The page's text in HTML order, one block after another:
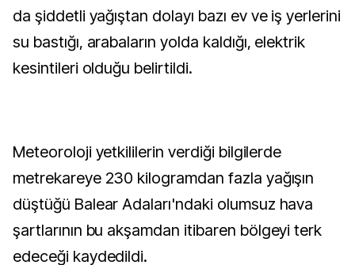
da şiddetli yağıştan dolayı bazı ev ve iş yerlerini
su bastığı, arabaların yolda kaldığı, elektrik
kesintileri olduğu belirtildi.
Meteoroloji yetkililerin verdiği bilgilerde
metrekareye 230 kilogramdan fazla yağışın
düştüğü Balear Adaları'ndaki olumsuz hava
şartlarının bu akşamdan itibaren bölgeyi terk
edeceği kaydedildi.